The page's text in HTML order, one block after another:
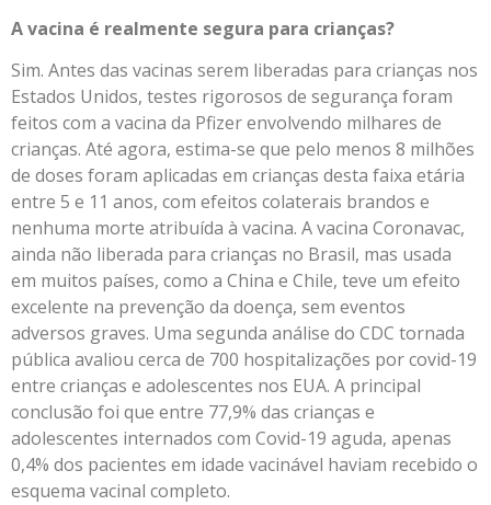
A vacina é realmente segura para crianças?
Sim. Antes das vacinas serem liberadas para crianças nos
Estados Unidos, testes rigorosos de segurança foram
feitos com a vacina da Pfizer envolvendo milhares de
crianças. Até agora, estima-se que pelo menos 8 milhões
de doses foram aplicadas em crianças desta faixa etária
entre 5 e 11 anos, com efeitos colaterais brandos e
nenhuma morte atribuída à vacina. A vacina Coronavac,
ainda não liberada para crianças no Brasil, mas usada
em muitos países, como a China e Chile, teve um efeito
excelente na prevenção da doença, sem eventos
adversos graves. Uma segunda análise do CDC tornada
pública avaliou cerca de 700 hospitalizações por covid-19
entre crianças e adolescentes nos EUA. A principal
conclusão foi que entre 77,9% das crianças e
adolescentes internados com Covid-19 aguda, apenas
0,4% dos pacientes em idade vacinável haviam recebido o
esquema vacinal completo.